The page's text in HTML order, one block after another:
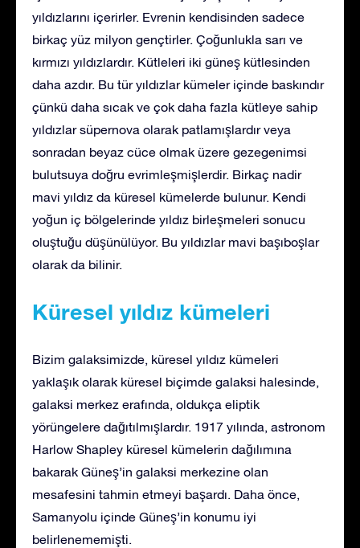
yıldızlarını içerirler. Evrenin kendisinden sadece
birkaç yüz milyon gençtirler. Çoğunlukla sarı ve
kırmızı yıldızlardır. Kütleleri iki güneş kütlesinden
daha azdır. Bu tür yıldızlar kümeler içinde baskındır
çünkü daha sıcak ve çok daha fazla kütleye sahip
yıldızlar süpernova olarak patlamışlardır veya
sonradan beyaz cüce olmak üzere gezegenimsi
bulutsuya doğru evrimleşmişlerdir. Birkaç nadir
mavi yıldız da küresel kümelerde bulunur. Kendi
yoğun iç bölgelerinde yıldız birleşmeleri sonucu
oluştuğu düşünülüyor. Bu yıldızlar mavi başıboşlar
olarak da bilinir.
Küresel yıldız kümeleri
Bizim galaksimizde, küresel yıldız kümeleri
yaklaşık olarak küresel biçimde galaksi halesinde,
galaksi merkez erafında, oldukça eliptik
yörüngelere dağıtılmışlardır. 1917 yılında, astronom
Harlow Shapley küresel kümelerin dağılımına
bakarak Güneş’in galaksi merkezine olan
mesafesini tahmin etmeyi başardı. Daha önce,
Samanyolu içinde Güneş’in konumu iyi
belirlenememişti.